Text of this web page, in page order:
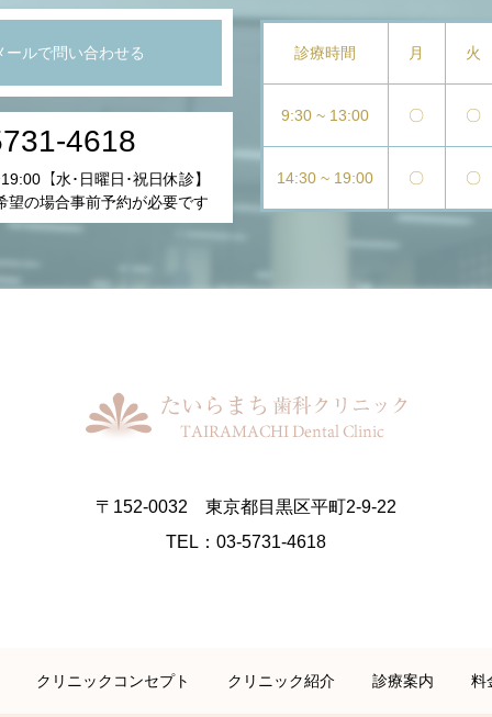
ールで問い合わせる
4618
【水･日曜日･祝日休診】
望の場合事前予約が必要です
診療時間 月 火
9:30 ~ 13:00 〇 〇
14:30 ~ 19:00 〇 〇
〒152-0032 東京都目黒区平町2-9-22
TEL：03-5731-4618
クリニックコンセプト クリニック紹介 診療案内 料